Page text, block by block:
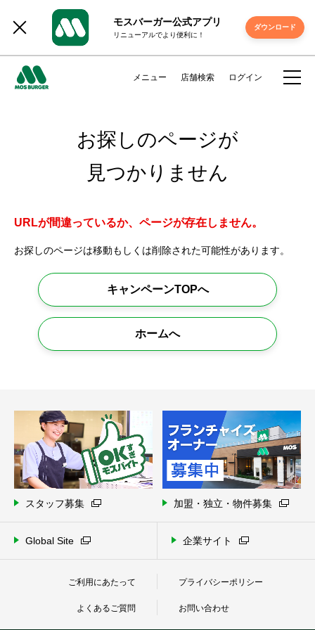
モスバーガー公式アプリ
リニューアルでより便利に！
ダウンロード
メニュー 店舗検索 ログイン
お探しのページが
見つかりません
URLが間違っているか、ページが存在しません。
お探しのページは移動もしくは削除された可能性があります。
キャンペーンTOPへ
ホームへ
スタッフ募集 加盟・独立・物件募集
Global Site 企業サイト
ご利用にあたって プライバシーポリシー
よくあるご質問 お問い合わせ